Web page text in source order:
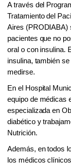
A través del
Tratamiento del
Aires (PRODIABA)
pacientes que no
oral o con insulina.
insulina, también
medirse.
En el Hospital
equipo de médicas
especializada en
diabético y
Nutrición.
Además, en todos
los médicos